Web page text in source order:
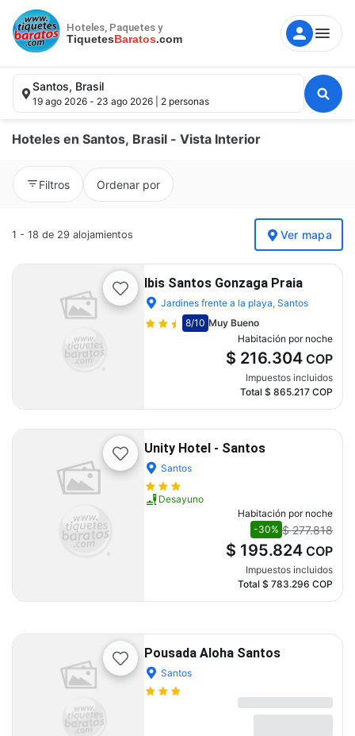
Hoteles, Paquetes y
TiquetesBaratos.com
Santos, Brasil
19 ago 2026 - 23 ago 2026 | 2 personas
Destino, hotel, punto de interés.
Buscar
Hoteles en Santos, Brasil - Vista Interior
Filtros Ordenar por
1 - 18 de 29 alojamientos Ver mapa
Ibis Santos Gonzaga Praia
Jardines frente a la playa, Santos
8/10 Muy Bueno
Habitación por noche
$ 216.304 COP
Impuestos incluidos
Total $ 865.217 COP
Unity Hotel - Santos
Santos
Desayuno
Habitación por noche
-30% $ 277.818
$ 195.824 COP
Impuestos incluidos
Total $ 783.296 COP
Pousada Aloha Santos
Santos